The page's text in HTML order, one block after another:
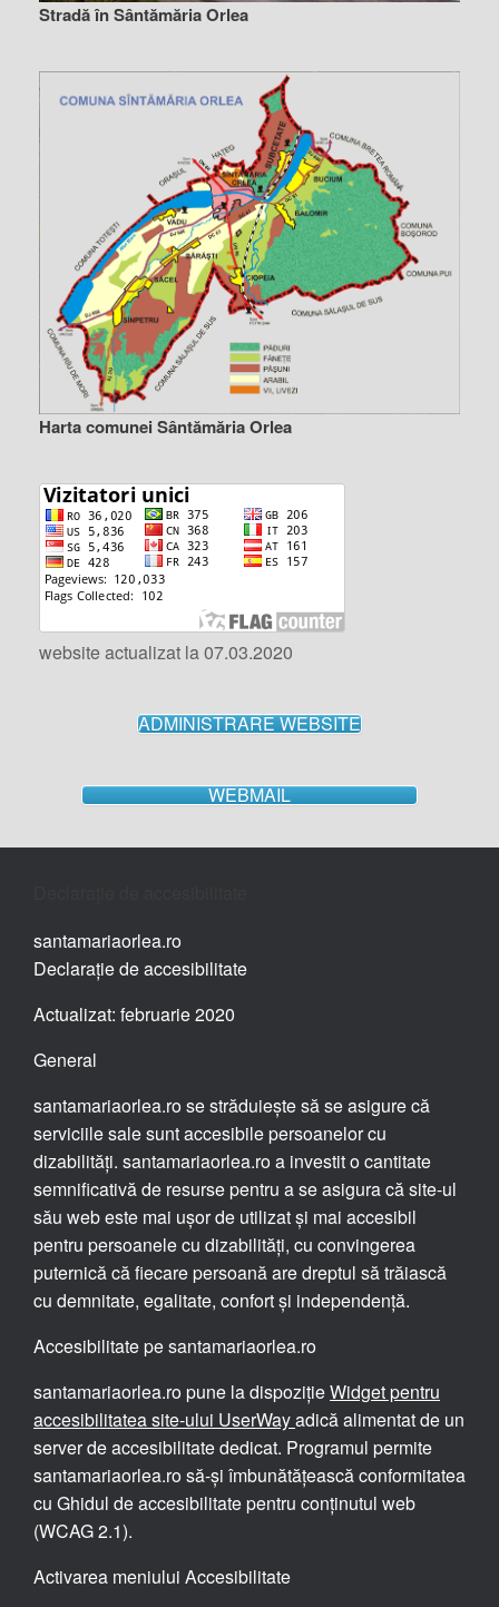
Stradă în Sântămăria Orlea
Harta comunei Sântămăria Orlea
website actualizat la 07.03.2020
ADMINISTRARE WEBSITE
WEBMAIL
santamariaorlea.ro
Declarație de accesibilitate
Actualizat: februarie 2020
General
santamariaorlea.ro se străduiește să se asigure că
serviciile sale sunt accesibile persoanelor cu
dizabilități. santamariaorlea.ro a investit o cantitate
semnificativă de resurse pentru a se asigura că site-ul
său web este mai ușor de utilizat și mai accesibil
pentru persoanele cu dizabilități, cu convingerea
puternică că fiecare persoană are dreptul să trăiască
cu demnitate, egalitate, confort și independență.
Accesibilitate pe santamariaorlea.ro
santamariaorlea.ro pune la dispozițieWidget pentru
accesibilitatea site-ului UserWayadică alimentat de un
server de accesibilitate dedicat. Programul permite
santamariaorlea.ro să-și îmbunătățească conformitatea
cu Ghidul de accesibilitate pentru conținutul web
(WCAG 2.1).
Activarea meniului Accesibilitate